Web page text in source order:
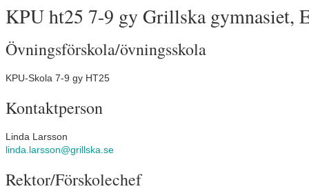
KPU ht25 7-9 gy Grillska gymnasiet,
Övningsförskola/övningsskola
KPU-Skola 7-9 gy HT25
Kontaktperson
Linda Larsson
linda.larsson@grillska.se
Rektor/Förskolechef